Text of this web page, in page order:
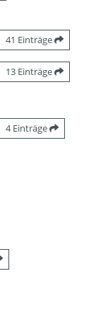
41 Einträge
13 Einträge
4 Einträge